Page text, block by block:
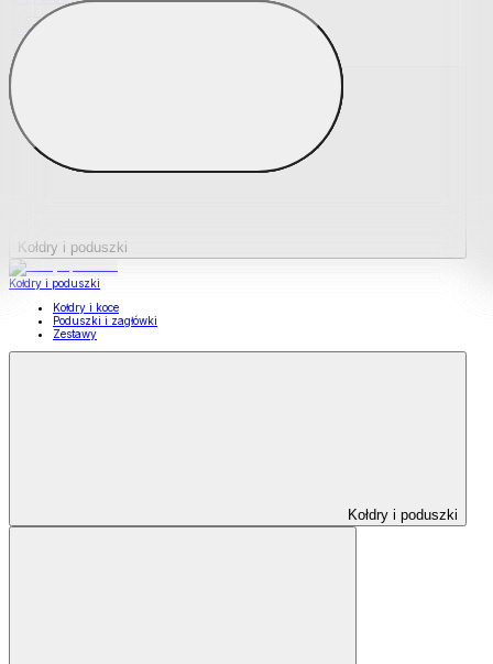
Podkładki na materace
Materace nawierzchniowe
Kołdry i poduszki
Kołdry i poduszki
Kołdry i koce
Poduszki i zagłówki
Zestawy
Kołdry i poduszki